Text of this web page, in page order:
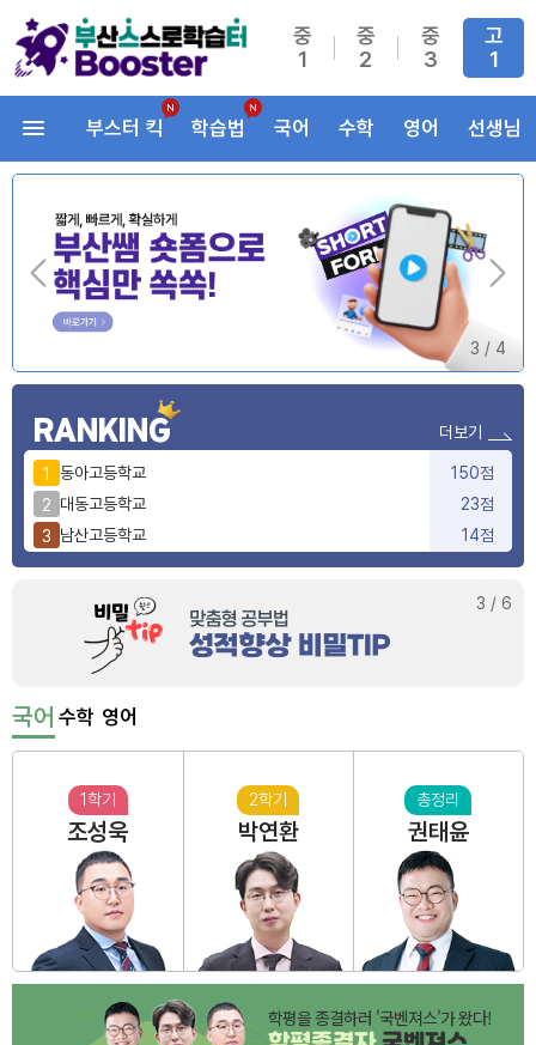
중
1
중
2
중
3
고
1
부스터 킥 학습법 국어 수학 영어 선생님
3 / 4
RANKING 더보기
1 동아고등학교
150점
2 대동고등학교
23점
3 남산고등학교
14점
4 사상고등학교
9점
부산동여자고등학교 6점
3 / 6
국어 수학 영어
1학기
조성욱
2학기
박연환
총정리
권태윤
학평을 종결하러 '국벤져스'가 왔다!